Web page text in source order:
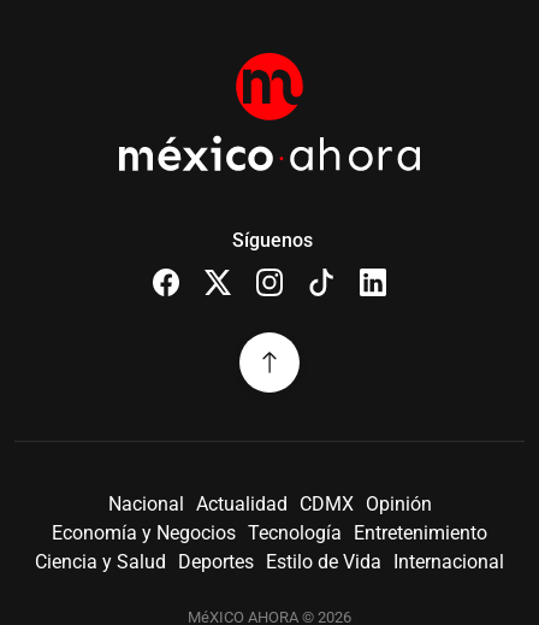
Síguenos
Nacional Actualidad CDMX
Opinión
Economía y Negocios Tecnología
Entretenimiento
Ciencia y Salud
Deportes Estilo de Vida Internacional
MéXICO AHORA © 2026